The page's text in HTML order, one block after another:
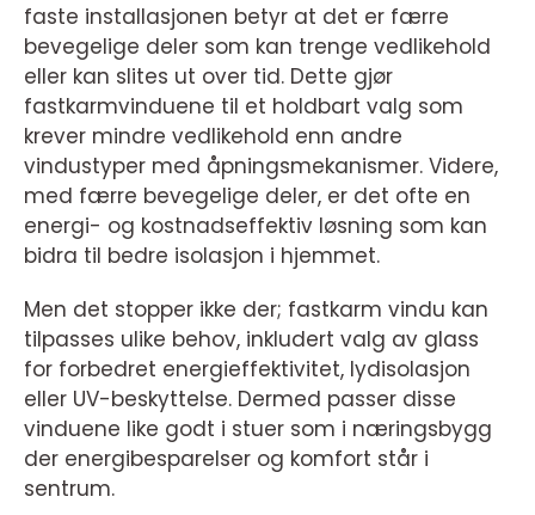
faste installasjonen betyr at det er færre
bevegelige deler som kan trenge vedlikehold
eller kan slites ut over tid. Dette gjør
fastkarmvinduene til et holdbart valg som
krever mindre vedlikehold enn andre
vindustyper med åpningsmekanismer. Videre,
med færre bevegelige deler, er det ofte en
energi- og kostnadseffektiv løsning som kan
bidra til bedre isolasjon i hjemmet.
Men det stopper ikke der; fastkarm vindu kan
tilpasses ulike behov, inkludert valg av glass
for forbedret energieffektivitet, lydisolasjon
eller UV-beskyttelse. Dermed passer disse
vinduene like godt i stuer som i næringsbygg
der energibesparelser og komfort står i
sentrum.